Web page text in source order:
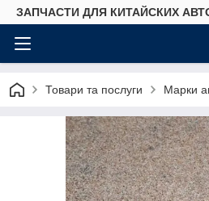
ЗАПЧАСТИ ДЛЯ КИТАЙСКИХ
Товари та послуги Марки